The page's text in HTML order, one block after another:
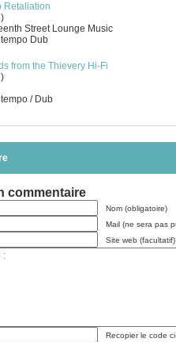
Retaliation
Street Lounge Music
Dub
from the Thievery Hi-Fi
/ Dub
commentaire
Nom (obligatoire)
Mail (ne sera pas
Site web (facultatif)
Recopier le code